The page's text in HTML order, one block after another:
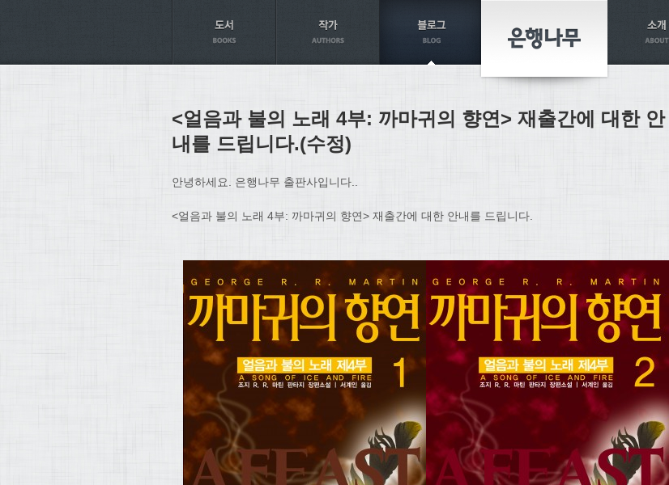
<얼음과 불의 노래 4부: 까마귀의 향연> 재출간에 대한 안
내를 드립니다.(수정)
안녕하세요. 은행나무 출판사입니다..
<얼음과 불의 노래 4부: 까마귀의 향연> 재출간에 대한 안내를 드립니다.